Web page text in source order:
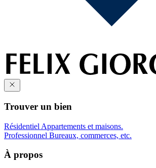
Trouver un bien
Résidentiel Appartements et maisons.
Professionnel Bureaux, commerces, etc.
À propos